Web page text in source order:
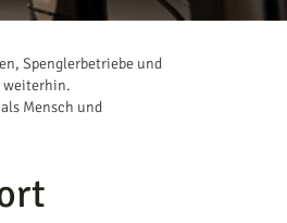
Spenglerbetriebe und
weiterhin.
Mensch und